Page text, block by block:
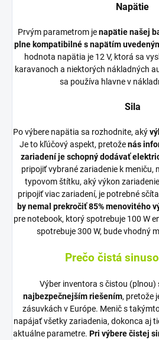
Napätie
Prvým parametrom jenapätie našej
plne kompatibilné s napätím
hodnota napätia je 12 V, ktorá sa
karavanoch a niektorých nákladných
sa používa hlavne v
Sila
Po výbere napätia sa rozhodnite, aký
Je to kľúčový aspekt, pretoženás
zariadení je schopný dodávať
pripojiť vybrané zariadenie k meniču,
typovom štítku, aký výkon
pripojiť viac zariadení, je potrebné
by nemal prekročiť 85% menovitého
pre notebook, ktorý spotrebuje 100 W
spotrebuje 300 W, bude vhodný
Prečo čistá
Výber inventora s čistou (plnou)
najbezpečnejším riešením, pretože
zásuvkách v Európe. Menič s
napájať všetky zariadenia, dokonca aj
aktuálne parametre. Pri výbere čistej